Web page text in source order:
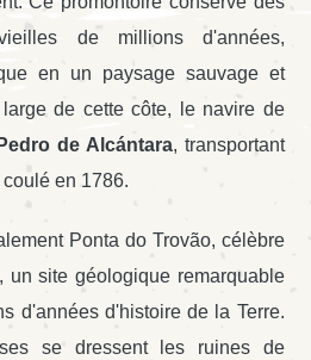
de millions d'années,
en un paysage sauvage et
de cette côte, le navire de
de Alcántara, transportant
en 1786.
Ponta do Trovão, célèbre
un site géologique remarquable
d'années d'histoire de la Terre.
se dressent les ruines de